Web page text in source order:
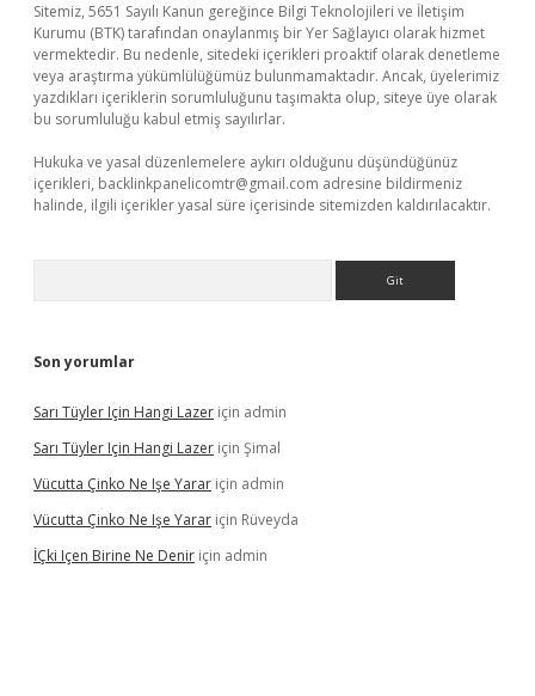
Sitemiz, 5651 Sayılı Kanun gereğince Bilgi Teknolojileri ve İletişim
Kurumu (BTK) tarafından onaylanmış bir Yer Sağlayıcı olarak hizmet
vermektedir. Bu nedenle, sitedeki içerikleri proaktif olarak denetleme
veya araştırma yükümlülüğümüz bulunmamaktadır. Ancak, üyelerimiz
yazdıkları içeriklerin sorumluluğunu taşımakta olup, siteye üye olarak
bu sorumluluğu kabul etmiş sayılırlar.
Hukuka ve yasal düzenlemelere aykırı olduğunu düşündüğünüz
içerikleri, backlinkpanelicomtr@gmail.com adresine bildirmeniz
halinde, ilgili içerikler yasal süre içerisinde sitemizden kaldırılacaktır.
Son yorumlar
Sarı Tüyler Için Hangi Lazer için admin
Sarı Tüyler Için Hangi Lazer için Şimal
Vücutta Çinko Ne Işe Yarar için admin
Vücutta Çinko Ne Işe Yarar için Rüveyda
İÇki Içen Birine Ne Denir için admin